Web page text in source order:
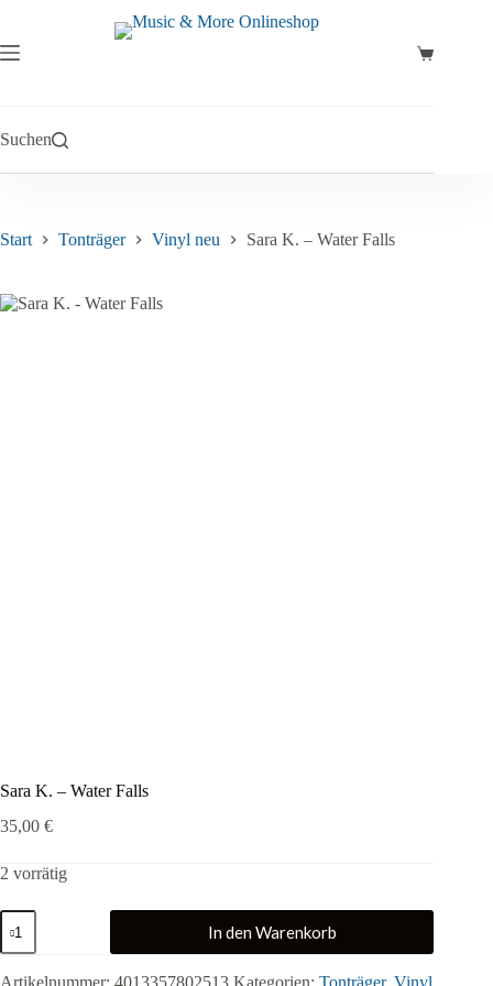
springen
Warenkorb
Suchen
Start Tonträger Vinyl neu Sara K. – Water Falls
Sara K. – Water Falls
35,00 €
2 vorrätig
Sara
K.
-
Water
In den Warenkorb